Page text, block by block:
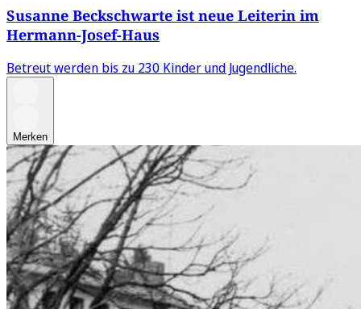
Susanne Beckschwarte ist neue Leiterin im
Hermann-Josef-Haus
Betreut werden bis zu 230 Kinder und Jugendliche.
Merken